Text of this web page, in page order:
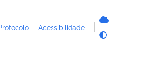
Acessibilidade